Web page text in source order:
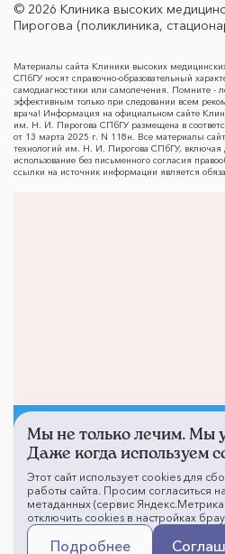
© 2026 Клиника высоких
Пирогова (поликлиника,
Материалы сайта Клиники высоких
СПбГУ носят справочно-образовательный
самодиагностики или самолечения. Помните -
эффективным только при следовании всем
врача! Информация на официальном сайте
им. Н. И. Пирогова СПбГУ размещена в
от 13 марта 2025 г. N 118н. Все материалы
технологий им. Н. И. Пирогова СПбГУ,
использование без письменного согласия
ссылки на источник информации является
Не смогли
врачу?
Написать о проблеме
Мы не только лечим. Мы
Даже когда используем
Этот сайт использует cookies для
работы сайта. Просим согласиться
метаданных (сервис
отключить cookies в настройках
Подробнее